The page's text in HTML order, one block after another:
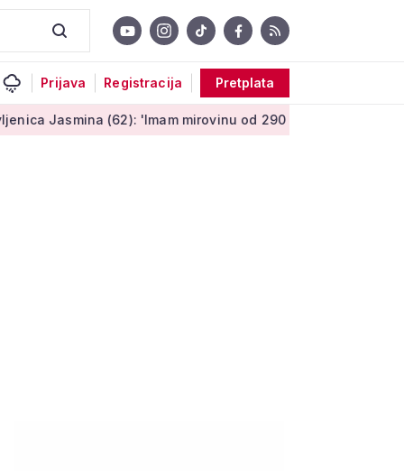
Prijava Registracija Pretplata
(62): 'Imam mirovinu od 290 eura, a dobijem i socijalnu